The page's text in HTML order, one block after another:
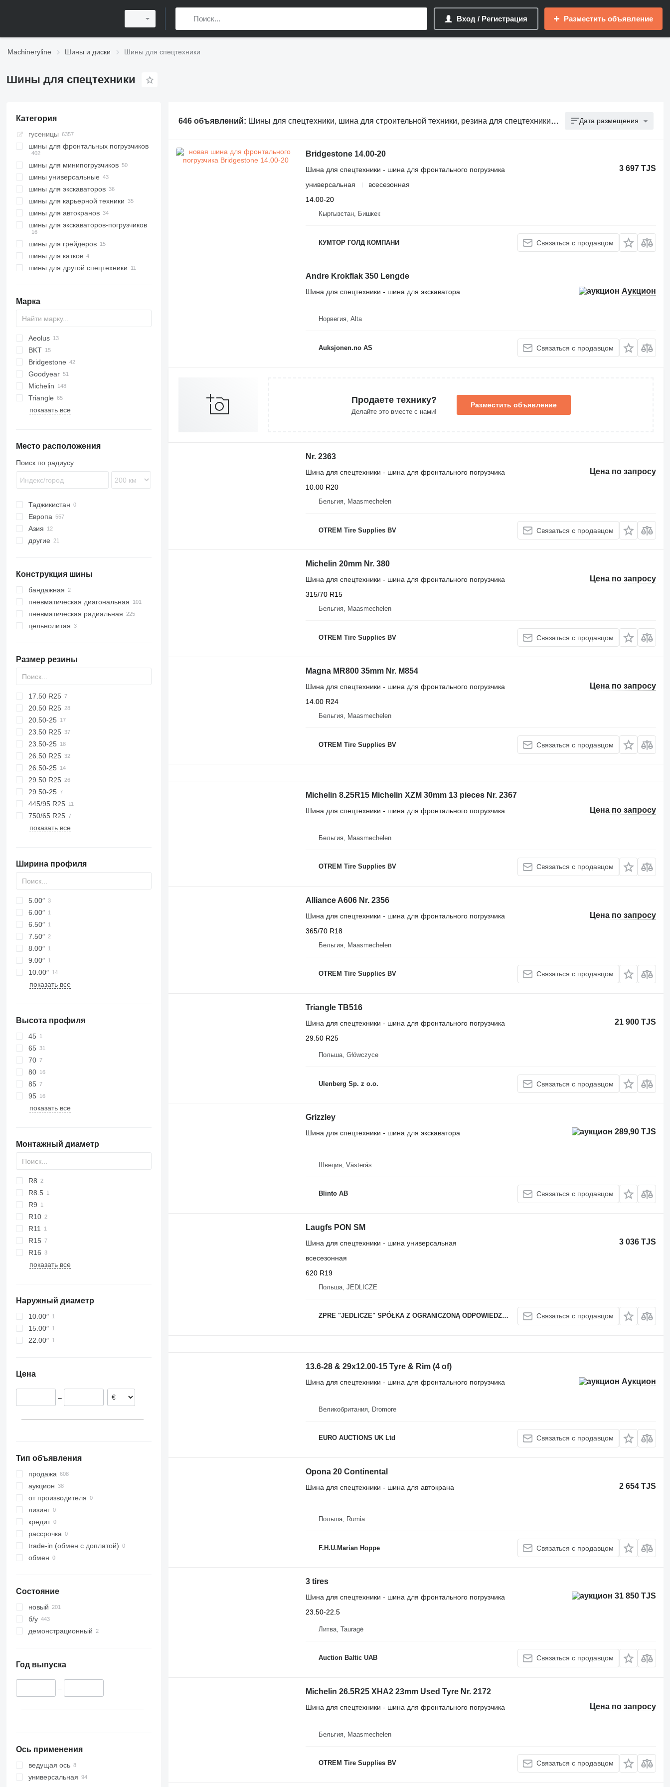
Вход / Регистрация Разместить объявление
Machineryline Шины и диски Шины для спецтехники
Шины для спецтехники
Категория
гусеницы
шины для фронтальных погрузчиков
шины для минипогрузчиков
шины универсальные
шины для экскаваторов
шины для карьерной техники
шины для автокранов
шины для экскаваторов-погрузчиков
шины для грейдеров
шины для катков
шины для другой спецтехники
Марка
Aeolus
AL
23
BKT
Bridgestone
140
966
988
992
MPT
SP
S series
Goodyear
TM
A-series
Michelin
MPT
TL
Triangle
L-series
показать все
Место расположения
Поиск по радиусу
Таджикистан
Европа
Бельгия
Польша
Италия
Великобритания
Литва
Норвегия
показать все
Азия
Узбекистан
другие
Конструкция шины
бандажная
пневматическая диагональная
пневматическая радиальная
цельнолитая
Размер резины
17.50 R25
20.50 R25
20.50-25
23.50 R25
23.50-25
26.50 R25
26.50-25
29.50 R25
29.50-25
445/95 R25
750/65 R25
показать все
Ширина профиля
5.00″
6.00″
6.50″
7.50″
8.00″
9.00″
10.00″
показать все
Высота профиля
45
65
70
80
85
95
показать все
Монтажный диаметр
R8
R8.5
R9
R10
R11
R15
R16
показать все
Наружный диаметр
10.00″
15.00″
22.00″
Цена
–
Тип объявления
продажа
аукцион
от производителя
лизинг
кредит
рассрочка
trade-in (обмен с доплатой)
обмен
Состояние
новый
б/у
демонстрационный
Год выпуска
–
Ось применения
ведущая ось
универсальная
646 объявлений: Шины для спецтехники, шина для строительной техники, резина для спецтехники, шина на спецтехнику Дата размещения
Bridgestone 14.00-20
3 697 TJS
Шина для спецтехники - шина для фронтального погрузчика
универсальная
всесезонная
14.00-20
Кыргызстан, Бишкек
КУМТОР ГОЛД КОМПАНИ Связаться с продавцом
Andre Krokflak 350 Lengde
Аукцион
Шина для спецтехники - шина для экскаватора
Норвегия, Alta
Auksjonen.no AS Связаться с продавцом
Продаете технику?
Делайте это вместе с нами!
Разместить объявление
Nr. 2363
Цена по запросу
Шина для спецтехники - шина для фронтального погрузчика
10.00 R20
Бельгия, Maasmechelen
OTREM Tire Supplies BV Связаться с продавцом
Michelin 20mm Nr. 380
Цена по запросу
Шина для спецтехники - шина для фронтального погрузчика
315/70 R15
Бельгия, Maasmechelen
OTREM Tire Supplies BV Связаться с продавцом
Magna MR800 35mm Nr. M854
Цена по запросу
Шина для спецтехники - шина для фронтального погрузчика
14.00 R24
Бельгия, Maasmechelen
OTREM Tire Supplies BV Связаться с продавцом
Michelin 8.25R15 Michelin XZM 30mm 13 pieces Nr. 2367
Цена по запросу
Шина для спецтехники - шина для фронтального погрузчика
Бельгия, Maasmechelen
OTREM Tire Supplies BV Связаться с продавцом
Alliance A606 Nr. 2356
Цена по запросу
Шина для спецтехники - шина для фронтального погрузчика
365/70 R18
Бельгия, Maasmechelen
OTREM Tire Supplies BV Связаться с продавцом
Triangle TB516
21 900 TJS
Шина для спецтехники - шина для фронтального погрузчика
29.50 R25
Польша, Główczyce
Ulenberg Sp. z o.o. Связаться с продавцом
Grizzley
289,90 TJS
Шина для спецтехники - шина для экскаватора
Швеция, Västerås
Blinto AB Связаться с продавцом
Laugfs PON SM
3 036 TJS
Шина для спецтехники - шина универсальная
всесезонная
620 R19
Польша, JEDLICZE
ZPRE "JEDLICZE" SPÓŁKA Z OGRANICZONĄ ODPOWIEDZIALNOŚCIĄ Связаться с продавцом
13.6-28 & 29x12.00-15 Tyre & Rim (4 of)
Аукцион
Шина для спецтехники - шина для фронтального погрузчика
Великобритания, Dromore
EURO AUCTIONS UK Ltd Связаться с продавцом
Opona 20 Continental
2 654 TJS
Шина для спецтехники - шина для автокрана
Польша, Rumia
F.H.U.Marian Hoppe Связаться с продавцом
3 tires
31 850 TJS
Шина для спецтехники - шина для фронтального погрузчика
23.50-22.5
Литва, Tauragė
Auction Baltic UAB Связаться с продавцом
Michelin 26.5R25 XHA2 23mm Used Tyre Nr. 2172
Цена по запросу
Шина для спецтехники - шина для фронтального погрузчика
Бельгия, Maasmechelen
OTREM Tire Supplies BV Связаться с продавцом